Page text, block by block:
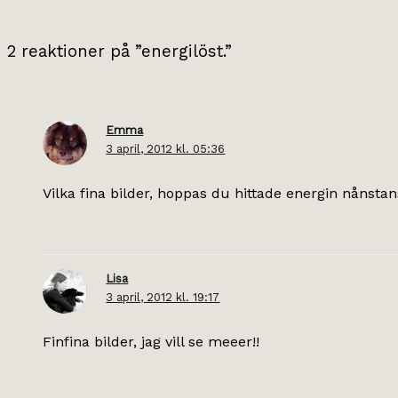
2 reaktioner på ”energilöst.”
Emma
3 april, 2012 kl. 05:36
Vilka fina bilder, hoppas du hittade energin
Lisa
3 april, 2012 kl. 19:17
Finfina bilder, jag vill se meeer!!